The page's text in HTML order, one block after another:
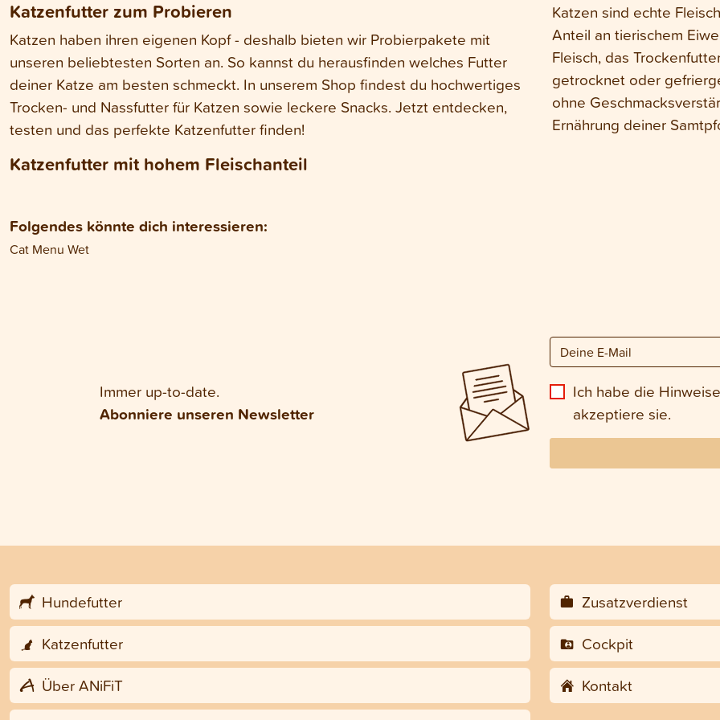
Katzenfutter zum Probieren
Katzen haben ihren eigenen Kopf - deshalb bieten wir Probierpakete mit
unseren beliebtesten Sorten an. So kannst du herausfinden welches Futter
deiner Katze am besten schmeckt. In unserem Shop findest du hochwertiges
Trocken- und Nassfutter für Katzen sowie leckere Snacks. Jetzt entdecken,
testen und das perfekte Katzenfutter finden!
Katzenfutter mit hohem Fleischanteil
Katzen sind echte
Anteil an tierischem
Fleisch, das
getrocknet oder
ohne
Ernährung deiner
Folgendes könnte dich interessieren:
Cat Menu Wet
Immer up-to-date.
Abonniere unseren Newsletter
Ich habe die
akzeptiere sie.
Hundefutter
Katzenfutter
Über ANiFiT
Zusatzverdienst
Cockpit
Kontakt